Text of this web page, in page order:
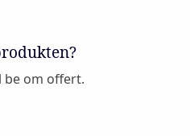
be om offert.